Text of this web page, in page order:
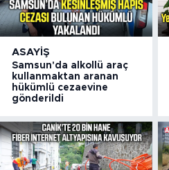
ASAYIŞ
Samsun'da alkollü araç
kullanmaktan aranan
hükümlü cezaevine
gönderildi